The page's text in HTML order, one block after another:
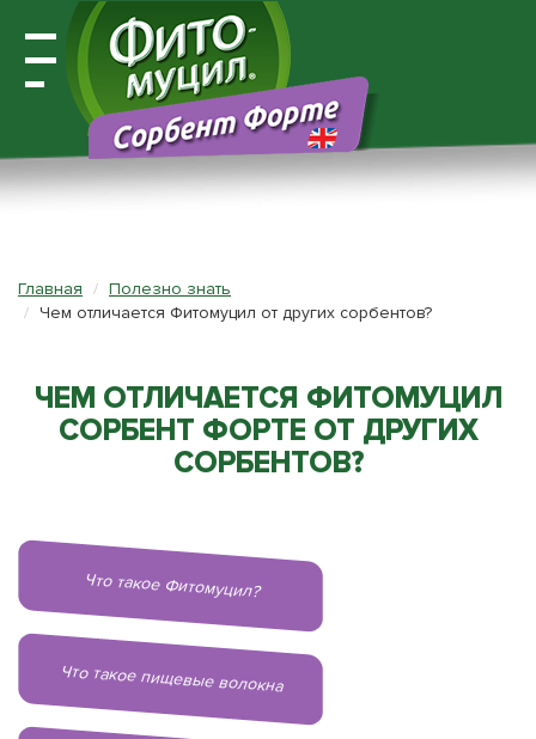
Открыть
навигацию
Главная
Полезно знать
Чем отличается Фитомуцил от других сорбентов?
ЧЕМ ОТЛИЧАЕТСЯ ФИТОМУЦИЛ
СОРБЕНТ ФОРТЕ ОТ ДРУГИХ
СОРБЕНТОВ?
Что такое Фитомуцил?
Что такое пищевые волокна